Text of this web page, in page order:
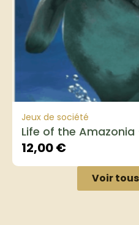
Jeux de société
Life of the
12,00€
Voir